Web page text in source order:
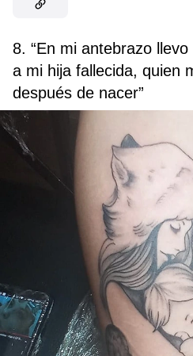
8. “En mi antebrazo
a mi hija fallecida, quien
después de nacer”